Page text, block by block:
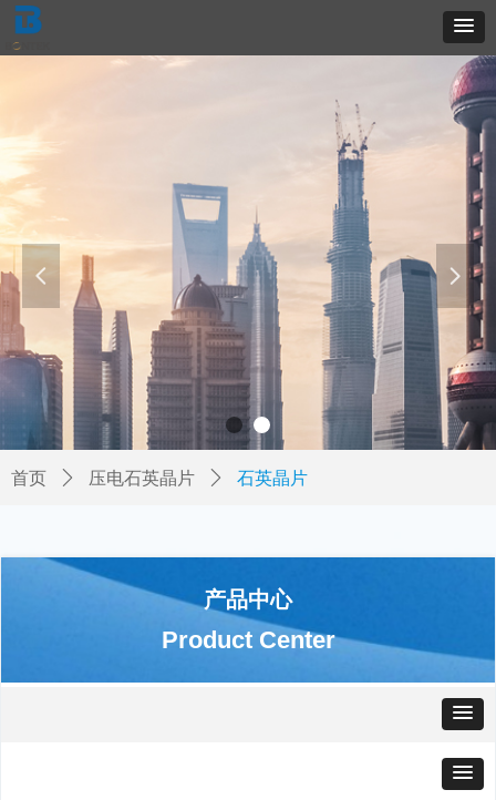
Product Center
产品中心
首页 ꄲ 压电石英晶片 ꄲ 石英晶片
넳 넲